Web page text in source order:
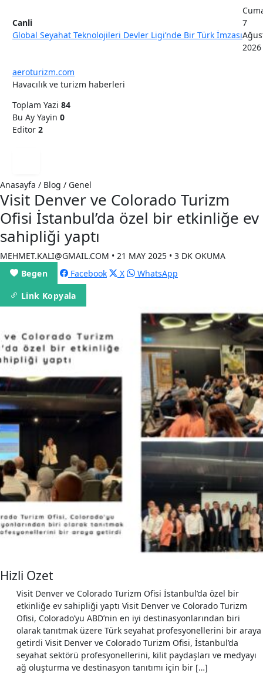
Canli
Global Seyahat Teknolojileri Devler Ligi’nde Bir Türk İmzası
7
2026
aeroturizm.com
Havacılık ve turizm haberleri
Toplam Yazi 84
Bu Ay Yayin 0
Editor 2
Anasayfa / Blog / Genel
Visit Denver ve Colorado Turizm
Ofisi İstanbul’da özel bir etkinliğe ev
sahipliği yaptı
MEHMET.KALI@GMAIL.COM • 21 MAY 2025 • 3 DK OKUMA
Begen
Facebook X
WhatsApp
Link Kopyala
Hizli Ozet
Visit Denver ve Colorado Turizm Ofisi İstanbul’da özel bir
etkinliğe ev sahipliği yaptı Visit Denver ve Colorado Turizm
Ofisi, Colorado’yu ABD’nin en iyi destinasyonlarından biri
olarak tanıtmak üzere Türk seyahat profesyonellerini bir araya
getirdi Visit Denver ve Colorado Turizm Ofisi, İstanbul’da
seyahat sektörü profesyonellerini, kilit paydaşları ve medyayı
ağ oluşturma ve destinasyon tanıtımı için bir […]